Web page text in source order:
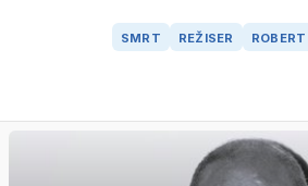
SMRT REŽISER